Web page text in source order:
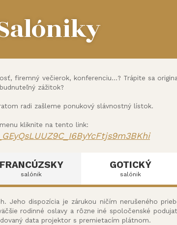
firemný večierok, konferenciu...? Trápite sa
zážitok?
radi zašleme ponukový slávnostný lístok.
kliknite na tento link:
I6ByYcFtjs9m3BKhi
dispozícia je zárukou ničím nerušeného
rodinné oslavy a rôzne iné spoločenské
data projektor s premietacím plátnom.
FRANCÚZSKY
salónik
GOTICKÝ
salónik